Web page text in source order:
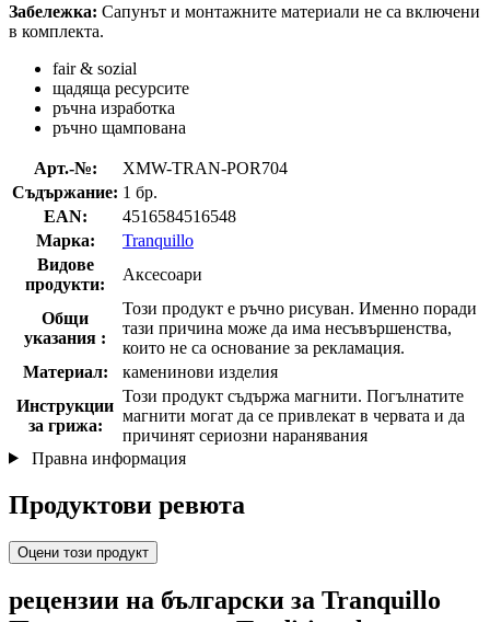
Забележка: Сапунът и монтажните материали не са включени
в комплекта.
fair & sozial
щадяща ресурсите
ръчна изработка
ръчно щампована
Арт.-№:
XMW-TRAN-POR704
Съдържание: 1 бр.
EAN:
4516584516548
Марка:
Tranquillo
Видове
продукти:
Аксесоари
Общи
указания :
Този продукт е ръчно рисуван. Именно поради
тази причина може да има несъвършенства,
които не са основание за рекламация.
Материал:
каменинови изделия
Инструкции
за грижа:
Този продукт съдържа магнити. Погълнатите
магнити могат да се привлекат в червата и да
причинят сериозни наранявания
Правна информация
Продуктови ревюта
Оцени този продукт
рецензии на български за Tranquillo